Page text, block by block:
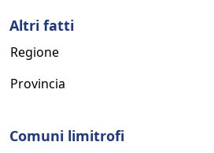
Altri fatti
Regione
Provincia
Comuni limitrofi